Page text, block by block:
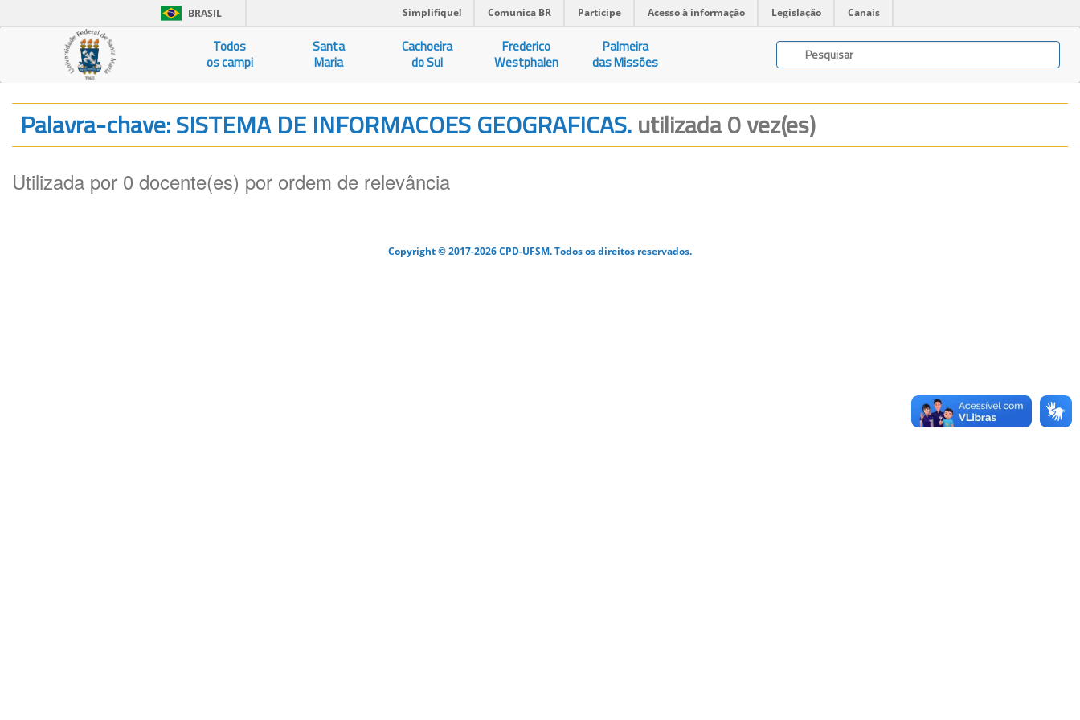
BRASIL Simplifique! Comunica BR Participe Acesso à informação Legislação Canais
Todos
os campi
Santa
Maria
Cachoeira
do Sul
Frederico
Westphalen
Palmeira
das Missões
Palavra-chave: SISTEMA DE INFORMACOES GEOGRAFICAS.utilizada 0 vez(es)
Utilizada por 0 docente(es) por ordem de relevância
Copyright © 2017-2026 CPD-UFSM. Todos os direitos reservados.